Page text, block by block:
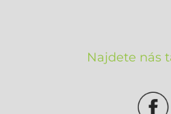
Najdete nás